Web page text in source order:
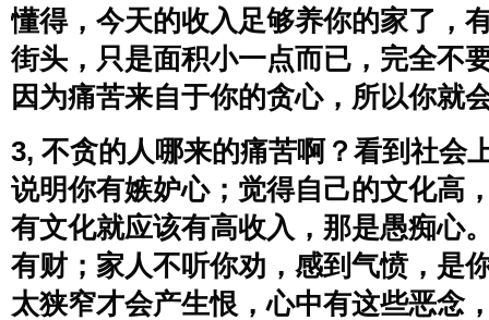
懂得，今天的收入足够养你的家了，
街头，只是面积小一点而已，完全不
因为痛苦来自于你的贪心，所以你就
3, 不贪的人哪来的痛苦啊？看到社会
说明你有嫉妒心；觉得自己的文化高
有文化就应该有高收入，那是愚痴心
有财；家人不听你劝，感到气愤，是
太狭窄才会产生恨，心中有这些恶念